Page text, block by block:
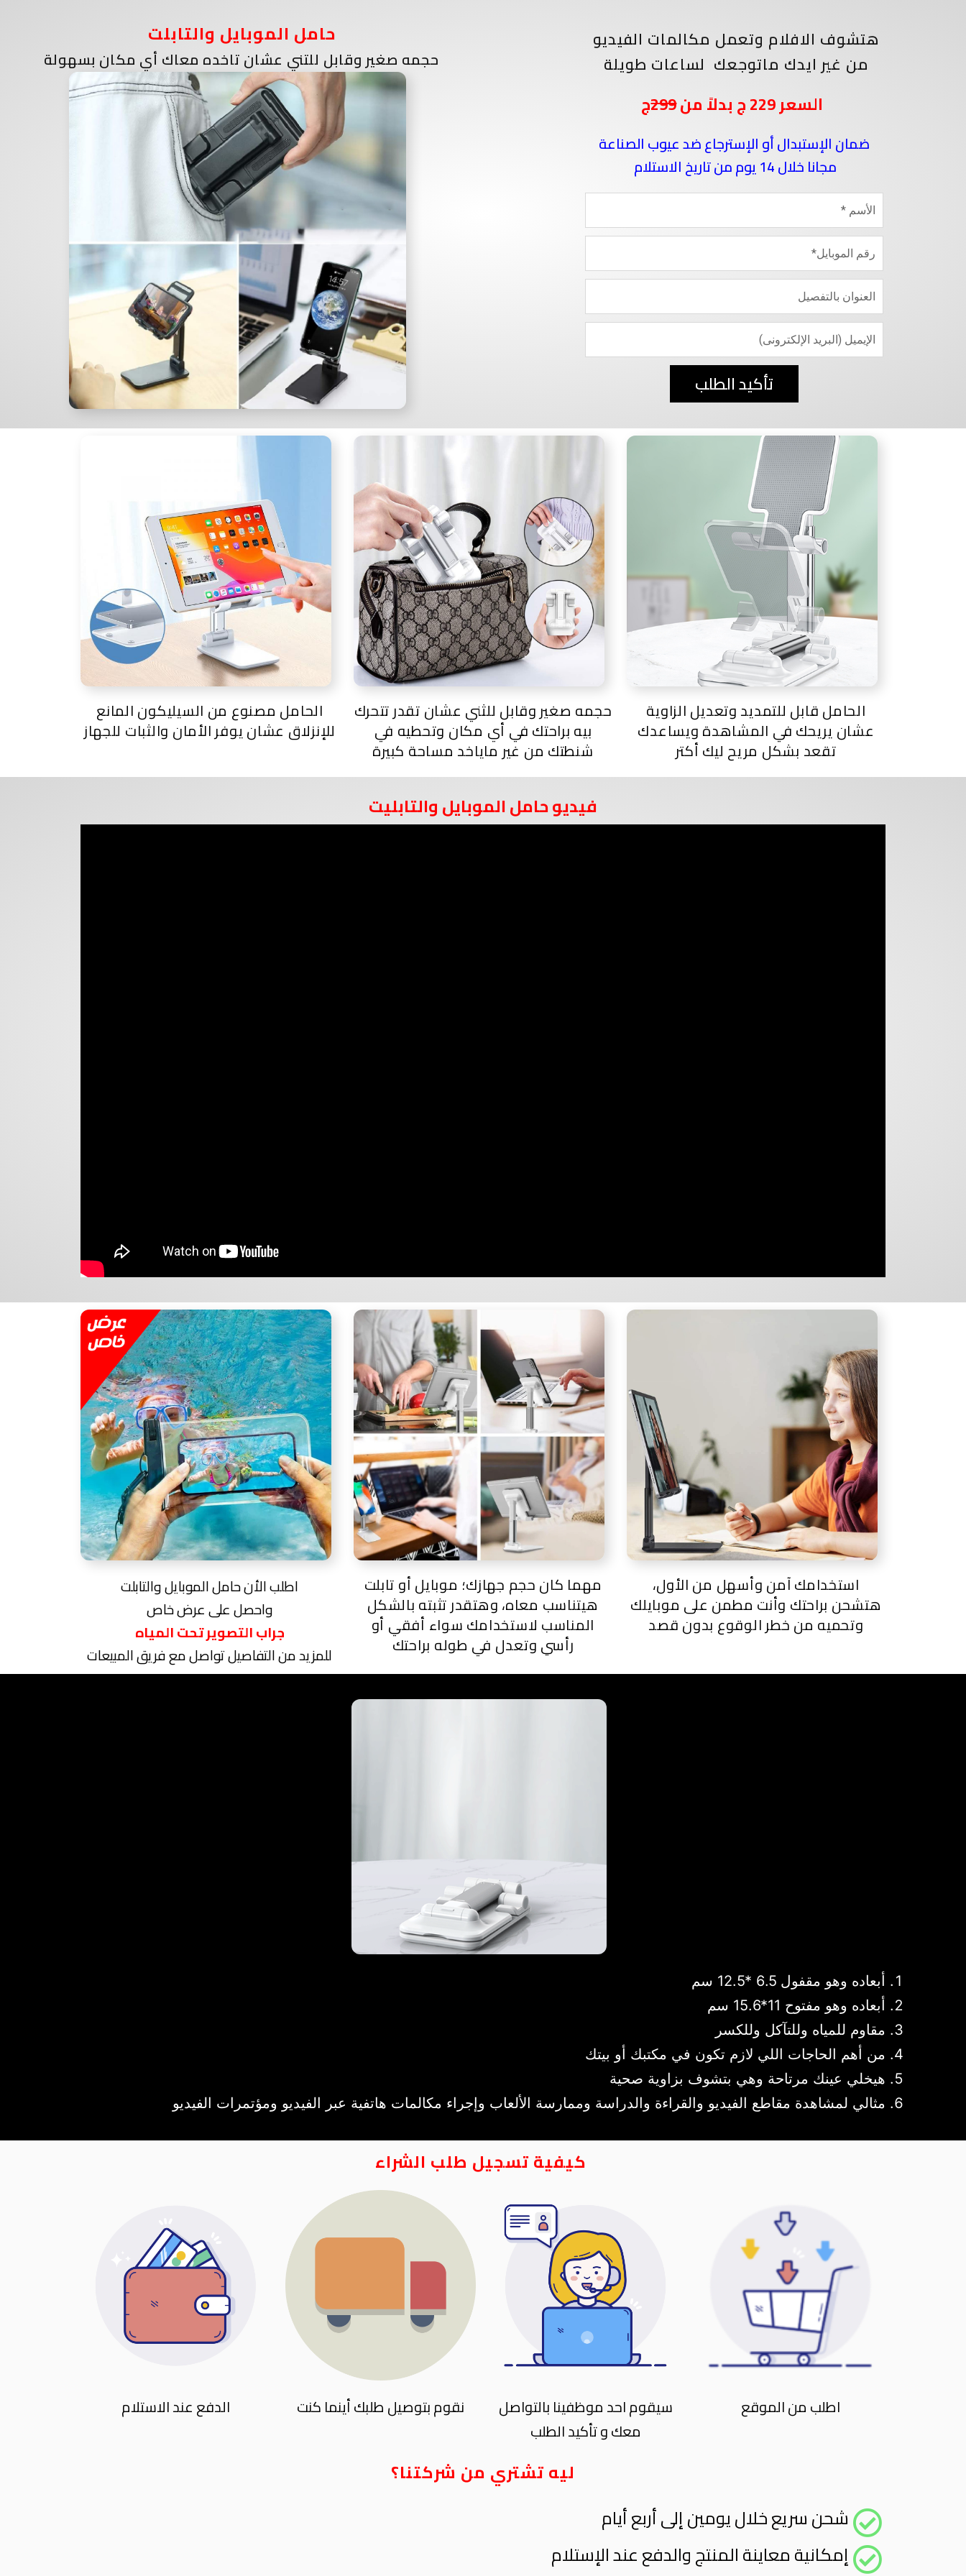
حامل الموبايل والتابلت
حجمه صغير وقابل للتني عشان تاخده معاك أي مكان بسهولة
هتشوف الافلام وتعمل مكالمات الفيديو
من غير ايدك ماتوجعك لساعات طويلة
السعر 229 ج بدلاً من 299ج
ضمان الإستبدال أو الإسترجاع ضد عيوب الصناعة
مجانا خلال 14 يوم من تاريخ الاستلام
تأكيد الطلب
الحامل مصنوع من السيليكون المانع
للإنزلاق عشان يوفر الأمان والثبات للجهاز
حجمه صغير وقابل للثني عشان تقدر تتحرك
بيه براحتك في أي مكان وتحطيه في
شنطتك من غير ماياخد مساحة كبيرة
الحامل قابل للتمديد وتعديل الزاوية
عشان يريحك في المشاهدة ويساعدك
تقعد بشكل مريح ليك أكتر
فيديو حامل الموبايل والتابليت
اطلب الأن حامل الموبايل والتابلت
واحصل على عرض خاص
جراب التصوير تحت المياه
للمزيد من التفاصيل تواصل مع فريق المبيعات
مهما كان حجم جهازك؛ موبايل أو تابلت
هيتناسب معاه، وهتقدر تثبته بالشكل
المناسب لاستخدامك سواء أفقي أو
رأسي وتعدل في طوله براحتك
استخدامك آمن وأسهل من الأول،
هتشحن براحتك وأنت مطمن على موبايلك
وتحميه من خطر الوقوع بدون قصد
أبعاده وهو مقفول 6.5 *12.5 سم
أبعاده وهو مفتوح 11*15.6 سم
مقاوم للمياه وللتآكل وللكسر
من أهم الحاجات اللي لازم تكون في مكتبك أو بيتك
هيخلي عينك مرتاحة وهي بتشوف بزاوية صحية
مثالي لمشاهدة مقاطع الفيديو والقراءة والدراسة وممارسة الألعاب وإجراء مكالمات هاتفية عبر الفيديو ومؤتمرات الفيديو
اطلب من الموقع
سيقوم احد موظفينا بالتواصل
معك و تأكيد الطلب
نقوم بتوصيل طلبك أينما كنت الدفع عند الاستلام
ليه تشتري من شركتنا؟
شحن سريع خلال يومين إلى أربع أيام
إمكانية معاينة المنتج والدفع عند الإستلام